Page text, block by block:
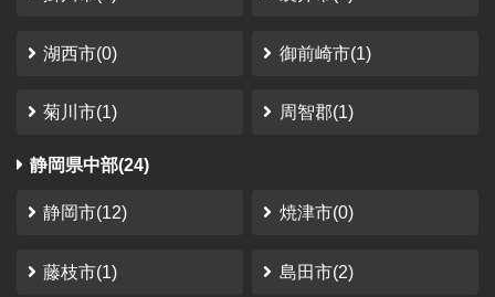
さかっち
静岡市 利用時期：2023年1月
コレからな感じではありましたけど、スタッフさ
満足度は非常に高かったです。
湖西市(0) 御前崎市(1)
菊川市(1) 周智郡(1)
静岡県中部(24)
静岡市(12) 焼津市(0)
藤枝市(1) 島田市(2)